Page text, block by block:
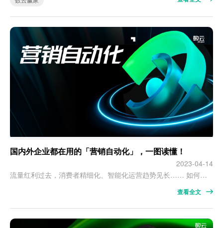
国内外企业都在用的「营销自动化」，一图读懂！
2023-04-14
流量红利过去，消费者精细化、智能化运营趋势见长…… 如何从流量运营转向全渠道消费者运营？如何更好地开展客户全生命周期营销？如何借助数字化技术提升客户体验，推动客户旅程进阶？针对零售企业会员营销难、转化难的痛点，数云麒麟营销自动化提供了全面的解决方案。数云麒麟营销自动化诞生于2020年，在联合品牌企业经过多年打磨、优化、升级后，近期将正式上线数云麒麟「营销自动化3.0.7」版本。数云麒麟营销自动化是…
查看全文